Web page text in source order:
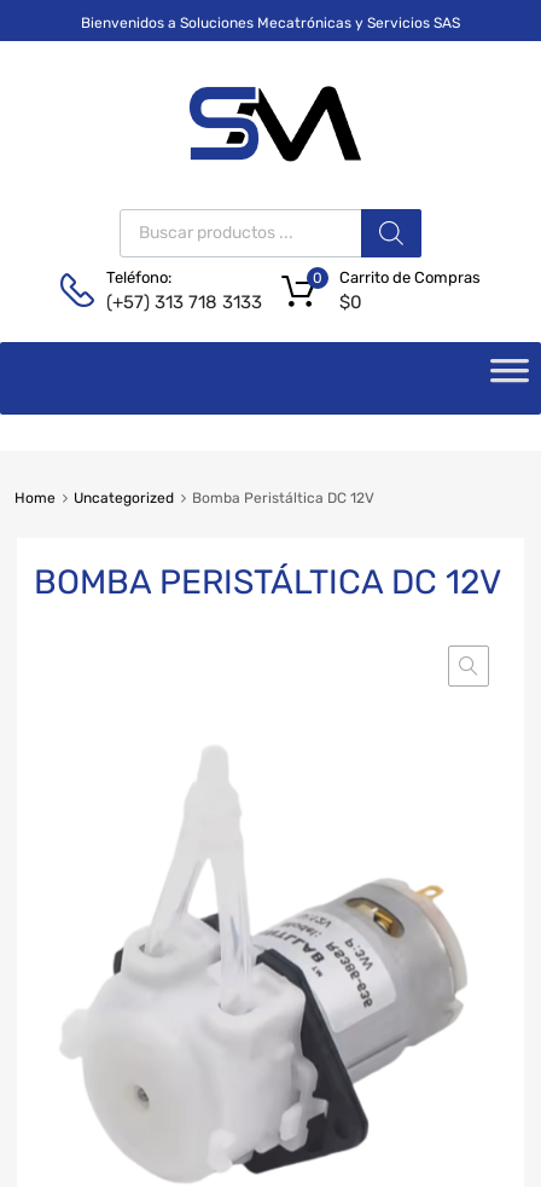
Bienvenidos a Soluciones Mecatrónicas y Servicios SAS
Teléfono:
(+57) 313 718 3133
Carrito de Compras
$0
0
Home Uncategorized Bomba Peristáltica DC 12V
BOMBA PERISTÁLTICA DC 12V